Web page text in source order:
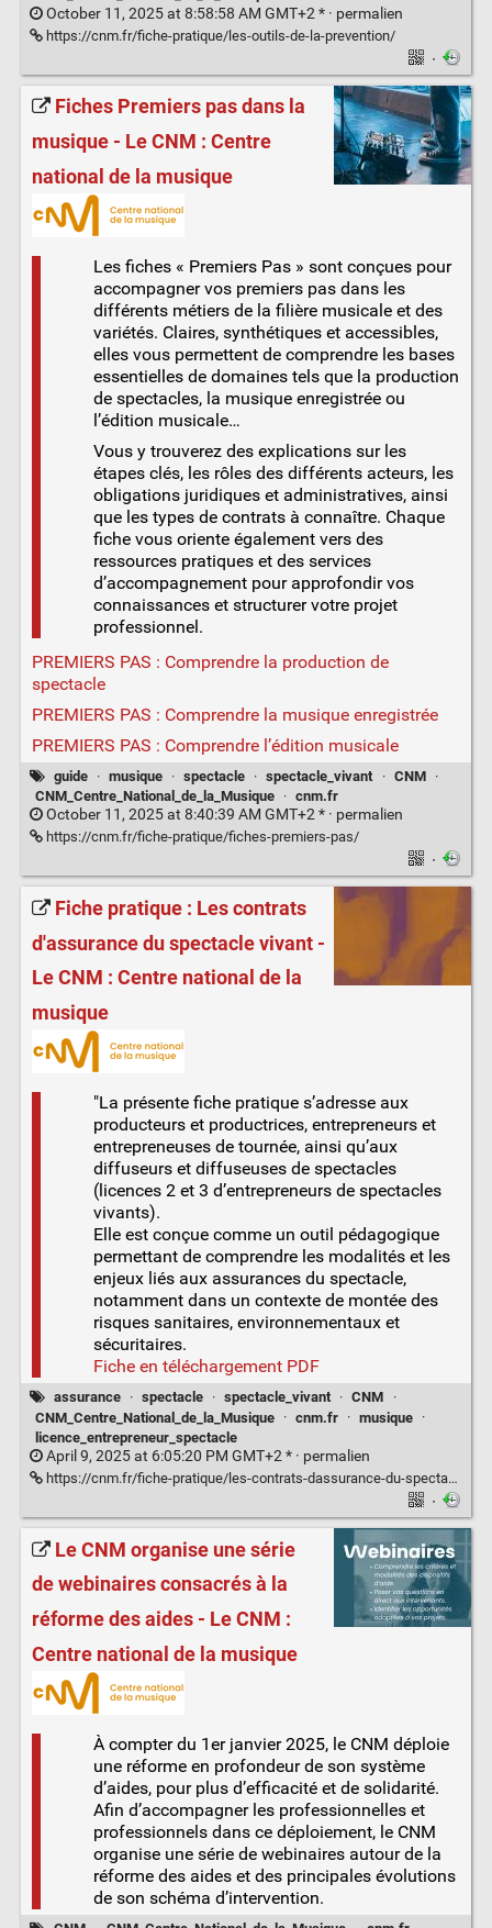
October 11, 2025 at 8:58:58 AM GMT+2 * · permalien
https://cnm.fr/fiche-pratique/les-outils-de-la-prevention/
·
Fiches Premiers pas dans la
musique - Le CNM : Centre
national de la musique
Les fiches « Premiers Pas » sont conçues pour
accompagner vos premiers pas dans les
différents métiers de la filière musicale et des
variétés. Claires, synthétiques et accessibles,
elles vous permettent de comprendre les bases
essentielles de domaines tels que la production
de spectacles, la musique enregistrée ou
l’édition musicale…
Vous y trouverez des explications sur les
étapes clés, les rôles des différents acteurs, les
obligations juridiques et administratives, ainsi
que les types de contrats à connaître. Chaque
fiche vous oriente également vers des
ressources pratiques et des services
d’accompagnement pour approfondir vos
connaissances et structurer votre projet
professionnel.
PREMIERS PAS : Comprendre la production de
spectacle
PREMIERS PAS : Comprendre la musique enregistrée
PREMIERS PAS : Comprendre l’édition musicale
guide · musique · spectacle · spectacle_vivant · CNM
·
CNM_Centre_National_de_la_Musique
· cnm.fr
October 11, 2025 at 8:40:39 AM GMT+2 * · permalien
https://cnm.fr/fiche-pratique/fiches-premiers-pas/
·
Fiche pratique : Les contrats
d'assurance du spectacle vivant -
Le CNM : Centre national de la
musique
"La présente fiche pratique s’adresse aux
producteurs et productrices, entrepreneurs et
entrepreneuses de tournée, ainsi qu’aux
diffuseurs et diffuseuses de spectacles
(licences 2 et 3 d’entrepreneurs de spectacles
vivants).
Elle est conçue comme un outil pédagogique
permettant de comprendre les modalités et les
enjeux liés aux assurances du spectacle,
notamment dans un contexte de montée des
risques sanitaires, environnementaux et
sécuritaires.
Fiche en téléchargement PDF
assurance · spectacle · spectacle_vivant · CNM
·
CNM_Centre_National_de_la_Musique
· cnm.fr · musique ·
licence_entrepreneur_spectacle
April 9, 2025 at 6:05:20 PM GMT+2 * · permalien
https://cnm.fr/fiche-pratique/les-contrats-dassurance-du-spectacle-vivant/
·
Le CNM organise une série
de webinaires consacrés à la
réforme des aides - Le CNM :
Centre national de la musique
À compter du 1er janvier 2025, le CNM déploie
une réforme en profondeur de son système
d’aides, pour plus d’efficacité et de solidarité.
Afin d’accompagner les professionnelles et
professionnels dans ce déploiement, le CNM
organise une série de webinaires autour de la
réforme des aides et des principales évolutions
de son schéma d’intervention.